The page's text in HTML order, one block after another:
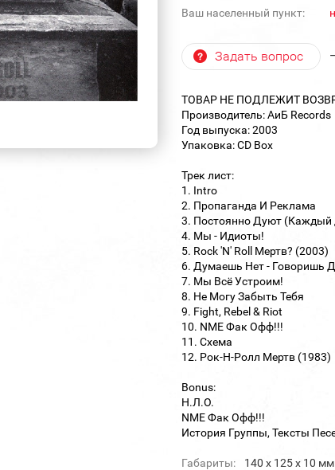
Ваш населенный пункт:
Задать вопрос
ТОВАР НЕ ПОДЛЕЖИТ
Производитель: АиБ Records
Год выпуска: 2003
Упаковка: CD Box
Трек лист:
1. Intro
2. Пропаганда И Реклама
3. Постоянно Дуют (Каждый
4. Мы - Идиоты!
5. Rock 'N' Roll Мертв? (2003)
6. Думаешь Нет - Говоришь
7. Мы Всё Устроим!
8. Не Могу Забыть Тебя
9. Fight, Rebel & Riot
10. NME Фак Офф!!!
11. Схема
12. Рок-Н-Ролл Мертв (1983)
Bonus:
Н.Л.О.
NME Фак Офф!!!
История Группы, Тексты
Габариты: 140 х 125 х 10 мм